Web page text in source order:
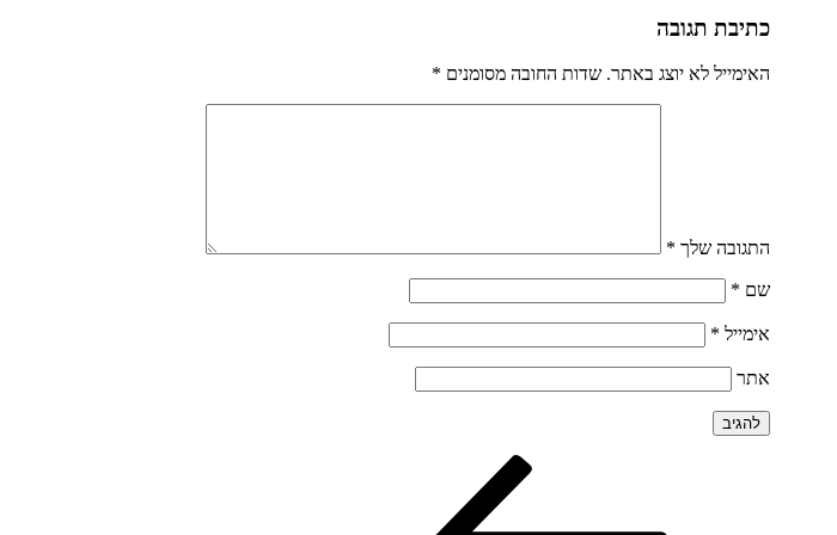
כתיבת תגובה
האימייל לא יוצג באתר. שדות החובה מסומנים *
התגובה שלך *
שם *
אימייל *
אתר